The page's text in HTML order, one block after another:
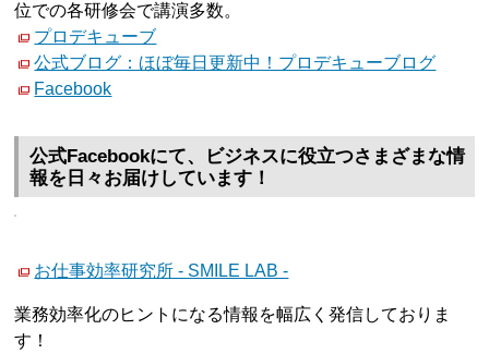
位での各研修会で講演多数。
プロデキューブ
公式ブログ：ほぼ毎日更新中！プロデキューブログ
Facebook
公式Facebookにて、ビジネスに役立つさまざまな情
報を日々お届けしています！
お仕事効率研究所 - SMILE LAB -
業務効率化のヒントになる情報を幅広く発信しておりま
す！